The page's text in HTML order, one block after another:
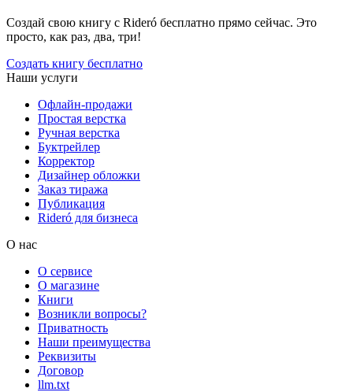
Создай свою книгу с Rideró бесплатно прямо сейчас. Это
просто, как раз, два, три!
Создать книгу бесплатно
Наши услуги
Офлайн-продажи
Простая верстка
Ручная верстка
Буктрейлер
Корректор
Дизайнер обложки
Заказ тиража
Публикация
Rideró для бизнеса
О нас
О сервисе
О магазине
Книги
Возникли вопросы?
Приватность
Наши преимущества
Реквизиты
Договор
llm.txt